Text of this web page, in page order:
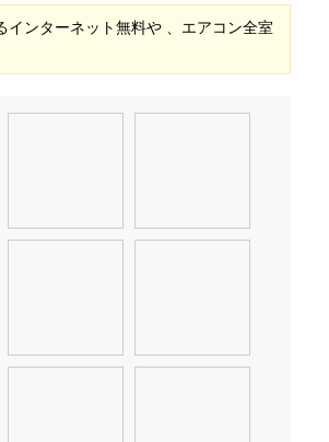
ンターネット無料や 、エアコン全室